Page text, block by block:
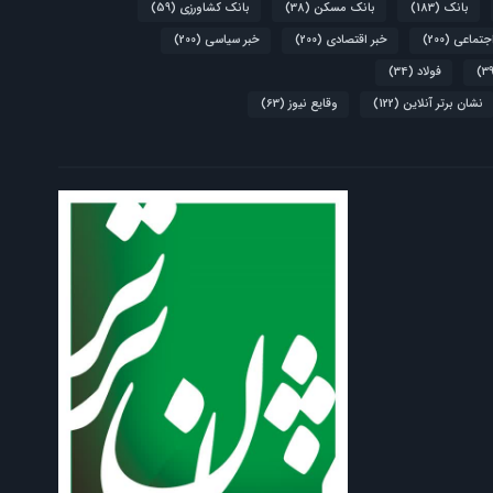
بانک (183) بانک مسکن (38) بانک کشاورزی (59)
(200) خبر اقتصادی (200) خبر سیاسی (200)
فولاد (34)
نشان برتر آنلاین (122) وقایع نیوز (63)